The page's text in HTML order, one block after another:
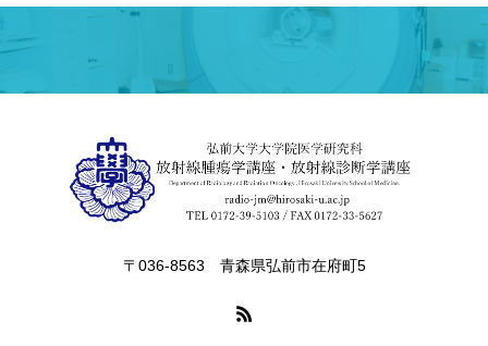
〒036-8563 青森県弘前市在府町5